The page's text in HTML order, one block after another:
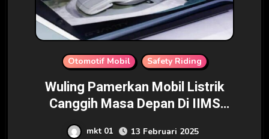
Otomotif Mobil Safety Riding
Wuling Pamerkan Mobil Listrik
Canggih Masa Depan Di IIMS
mkt 01
13 Februari 2025